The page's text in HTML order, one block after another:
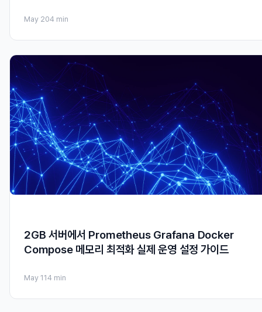
May 204 min
2GB 서버에서 Prometheus Grafana Docker
Compose 메모리 최적화 실제 운영 설정 가이드
May 114 min